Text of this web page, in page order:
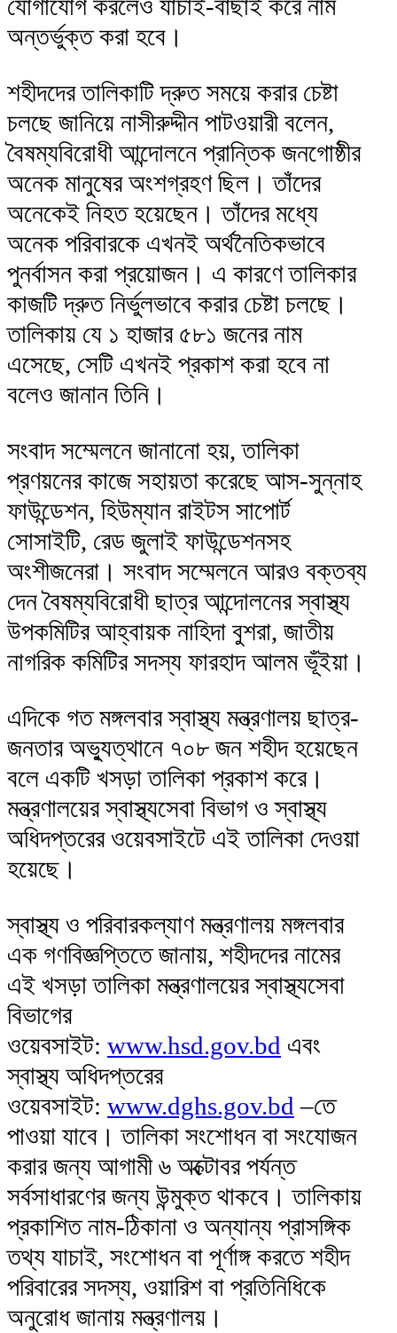
যোগাযোগ করলেও যাচাই-বাছাই করে নাম
অন্তর্ভুক্ত করা হবে।
শহীদদের তালিকাটি দ্রুত সময়ে করার চেষ্টা
চলছে জানিয়ে নাসীরুদ্দীন পাটওয়ারী বলেন,
বৈষম্যবিরোধী আন্দোলনে প্রান্তিক জনগোষ্ঠীর
অনেক মানুষের অংশগ্রহণ ছিল। তাঁদের
অনেকেই নিহত হয়েছেন। তাঁদের মধ্যে
অনেক পরিবারকে এখনই অর্থনৈতিকভাবে
পুনর্বাসন করা প্রয়োজন। এ কারণে তালিকার
কাজটি দ্রুত নির্ভুলভাবে করার চেষ্টা চলছে।
তালিকায় যে ১ হাজার ৫৮১ জনের নাম
এসেছে, সেটি এখনই প্রকাশ করা হবে না
বলেও জানান তিনি।
সংবাদ সম্মেলনে জানানো হয়, তালিকা
প্রণয়নের কাজে সহায়তা করেছে আস-সুন্নাহ
ফাউন্ডেশন, হিউম্যান রাইটস সাপোর্ট
সোসাইটি, রেড জুলাই ফাউন্ডেশনসহ
অংশীজনেরা। সংবাদ সম্মেলনে আরও বক্তব্য
দেন বৈষম্যবিরোধী ছাত্র আন্দোলনের স্বাস্থ্য
উপকমিটির আহ্বায়ক নাহিদা বুশরা, জাতীয়
নাগরিক কমিটির সদস্য ফারহাদ আলম ভূঁইয়া।
এদিকে গত মঙ্গলবার স্বাস্থ্য মন্ত্রণালয় ছাত্র-
জনতার অভ্যুত্থানে ৭০৮ জন শহীদ হয়েছেন
বলে একটি খসড়া তালিকা প্রকাশ করে।
মন্ত্রণালয়ের স্বাস্থ্যসেবা বিভাগ ও স্বাস্থ্য
অধিদপ্তরের ওয়েবসাইটে এই তালিকা দেওয়া
হয়েছে।
স্বাস্থ্য ও পরিবারকল্যাণ মন্ত্রণালয় মঙ্গলবার
এক গণবিজ্ঞপ্তিতে জানায়, শহীদদের নামের
এই খসড়া তালিকা মন্ত্রণালয়ের স্বাস্থ্যসেবা
বিভাগের
ওয়েবসাইট: www.hsd.gov.bd এবং
স্বাস্থ্য অধিদপ্তরের
ওয়েবসাইট: www.dghs.gov.bd –তে
পাওয়া যাবে। তালিকা সংশোধন বা সংযোজন
করার জন্য আগামী ৬ অক্টোবর পর্যন্ত
সর্বসাধারণের জন্য উন্মুক্ত থাকবে। তালিকায়
প্রকাশিত নাম-ঠিকানা ও অন্যান্য প্রাসঙ্গিক
তথ্য যাচাই, সংশোধন বা পূর্ণাঙ্গ করতে শহীদ
পরিবারের সদস্য, ওয়ারিশ বা প্রতিনিধিকে
অনুরোধ জানায় মন্ত্রণালয়।